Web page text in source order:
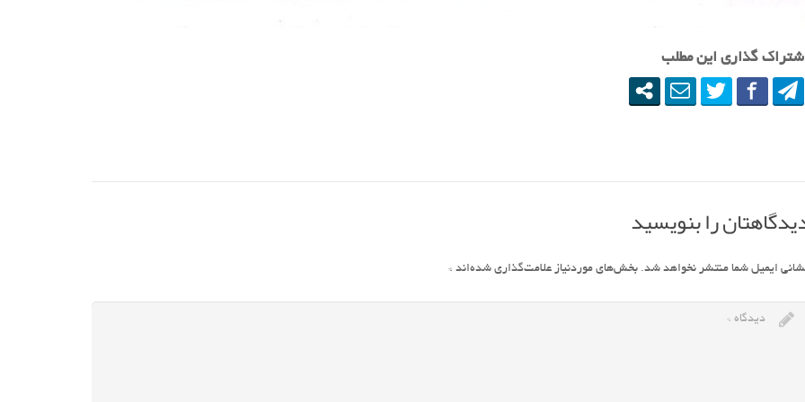
گذاری این مطلب
را بنویسید
ایمیل شما منتشر نخواهد شد. بخش‌های موردنیاز علامت‌گذاری شده‌اند *